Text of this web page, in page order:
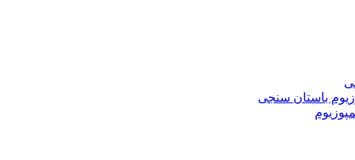
باستان سنجی